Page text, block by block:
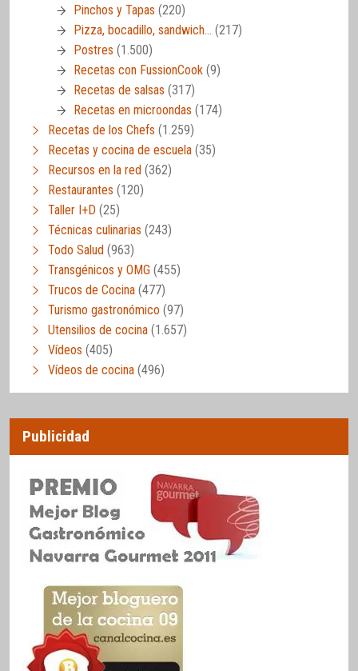
Pinchos y Tapas (220)
Pizza, bocadillo, sandwich… (217)
Postres (1.500)
Recetas con FussionCook (9)
Recetas de salsas (317)
Recetas en microondas (174)
Recetas de los Chefs (1.259)
Recetas y cocina de escuela (35)
Recursos en la red (362)
Restaurantes (120)
Taller I+D (25)
Técnicas culinarias (243)
Todo Salud (963)
Transgénicos y OMG (455)
Trucos de Cocina (477)
Turismo gastronómico (97)
Utensilios de cocina (1.657)
Vídeos (405)
Vídeos de cocina (496)
Publicidad